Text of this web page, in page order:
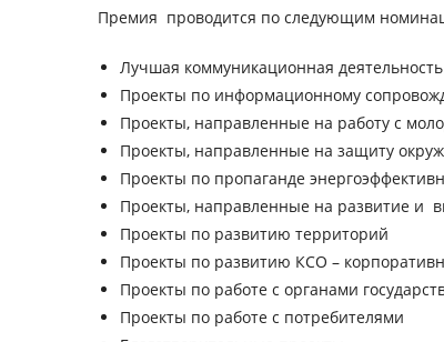
Премия проводится по следующим
Лучшая коммуникационная деятельность
Проекты по информационному
Проекты, направленные на работу с
Проекты, направленные на защиту
Проекты по пропаганде
Проекты, направленные на развитие и
Проекты по развитию территорий
Проекты по развитию КСО –
Проекты по работе с органами
Проекты по работе с потребителями